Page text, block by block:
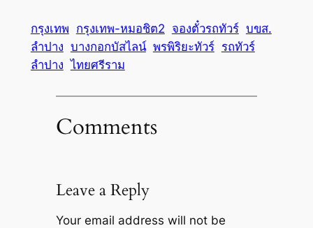
กรุงเทพ กรุงเทพ-หมอชิต2 จองตั๋วรถทัวร์ บขส.
ลำปาง บางกอกบัสไลน์ พรพิริยะทัวร์ รถทัวร์
ลำปาง ไทยศรีราม
Comments
Leave a Reply
Your email address will not be